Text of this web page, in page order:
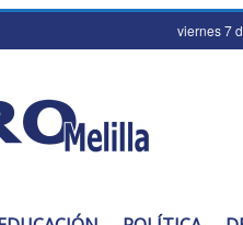
viernes 7